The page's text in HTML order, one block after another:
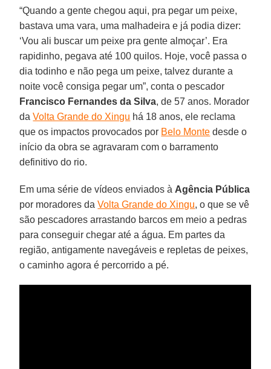
“Quando a gente chegou aqui, pra pegar um peixe,
bastava uma vara, uma malhadeira e já podia dizer:
‘Vou ali buscar um peixe pra gente almoçar’. Era
rapidinho, pegava até 100 quilos. Hoje, você passa o
dia todinho e não pega um peixe, talvez durante a
noite você consiga pegar um”, conta o pescador
Francisco Fernandes da Silva, de 57 anos. Morador
daVolta Grande do Xingu há 18 anos, ele reclama
que os impactos provocados por Belo Monte desde o
início da obra se agravaram com o barramento
definitivo do rio.
Em uma série de vídeos enviados à Agência Pública
por moradores daVolta Grande do Xingu, o que se vê
são pescadores arrastando barcos em meio a pedras
para conseguir chegar até a água. Em partes da
região, antigamente navegáveis e repletas de peixes,
o caminho agora é percorrido a pé.